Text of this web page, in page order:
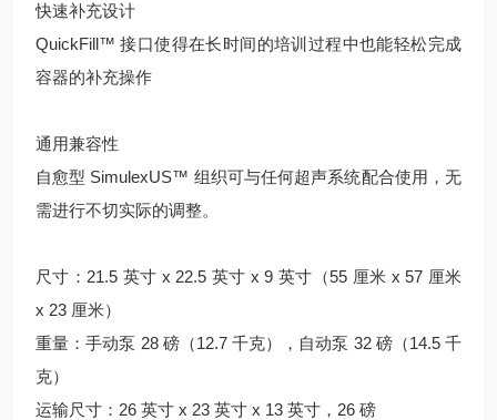
快速补充设计
QuickFill™ 接口使得在长时间的培训过程中也能轻松完成
容器的补充操作
通用兼容性
自愈型 SimulexUS™ 组织可与任何超声系统配合使用，无
需进行不切实际的调整。
尺寸：21.5 英寸 x 22.5 英寸 x 9 英寸（55 厘米 x 57 厘米
x 23 厘米）
重量：手动泵 28 磅（12.7 千克），自动泵 32 磅（14.5 千
克）
运输尺寸：26 英寸 x 23 英寸 x 13 英寸，26 磅